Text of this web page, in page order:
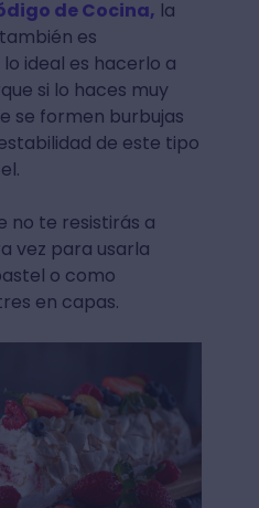
de Cocina, la
es
ideal es hacerlo a
si lo haces muy
se formen burbujas
de este tipo
no te resistirás a
vez para usarla
o como
en capas.